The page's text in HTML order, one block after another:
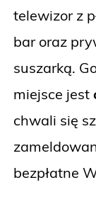
telewizor z
bar oraz
suszarką.
miejsce jest
chwali się
bezpłatne